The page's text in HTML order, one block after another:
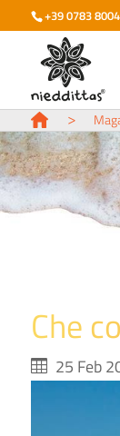
+39 0783
>
Che
25 Feb